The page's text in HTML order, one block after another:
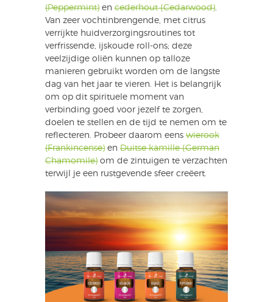
(Peppermint) en cederhout (Cedarwood)
Van zeer vochtinbrengende, met citrus
verrijkte huidverzorgingsroutines tot
verfrissende, ijskoude roll-ons; deze
veelzijdige oliën kunnen op talloze
manieren gebruikt worden om de langste
dag van het jaar te vieren. Het is belangrijk
om op dit spirituele moment van
verbinding goed voor jezelf te zorgen,
doelen te stellen en de tijd te nemen om te
reflecteren. Probeer daarom eens wierook
(Frankincense) en Duitse kamille (German
Chamomile) om de zintuigen te verzachten
terwijl je een rustgevende sfeer creëert.